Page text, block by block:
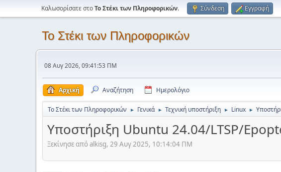
Καλωσορίσατε στοΤο Στέκι των Πληροφορικών. Σύνδεση Εγγραφή
Το Στέκι των Πληροφορικών
08 Αυγ 2026, 09:41:53 ΠΜ
Αρχική Αναζήτηση Ημερολόγιο
Το Στέκι των Πληροφορικών ► Γενικά ► Τεχνική υποστήριξη ► Linux ►
Υποστήριξη Ubuntu 24.04/LTSP/
Ξεκίνησε από alkisg, 29 Αυγ 2025, 10:14:04 ΠΜ